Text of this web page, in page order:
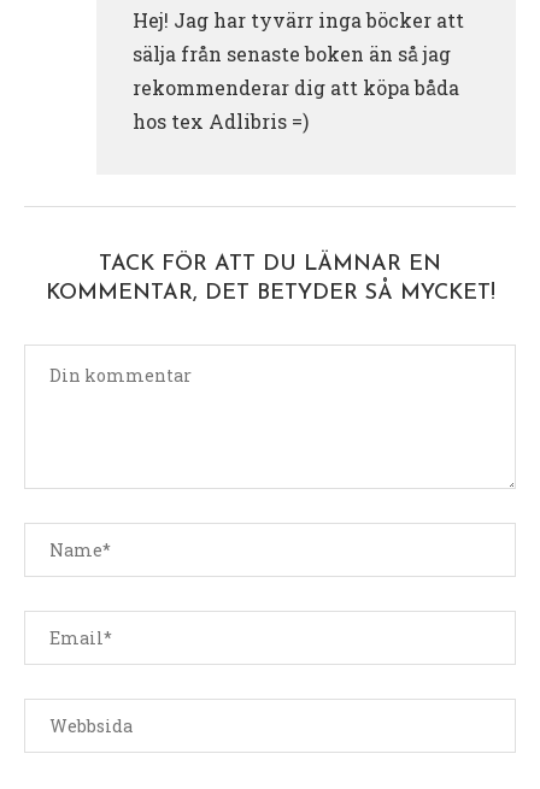
Hej! Jag har tyvärr inga böcker att
sälja från senaste boken än så jag
rekommenderar dig att köpa båda
hos tex Adlibris =)
TACK FÖR ATT DU LÄMNAR EN
KOMMENTAR, DET BETYDER SÅ MYCKET!